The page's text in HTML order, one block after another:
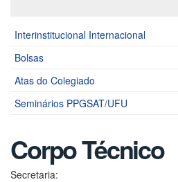
Interinstitucional Internacional
Bolsas
Atas do Colegiado
Seminários PPGSAT/UFU
Corpo Técnico
Secretaria: